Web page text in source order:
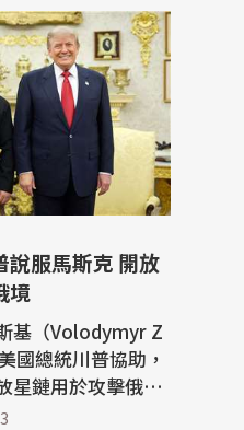
說服馬斯克 開放
境
基（Volodymyr Z
國總統川普協助，
星鏈用於攻擊俄羅
時，川普對烏軍